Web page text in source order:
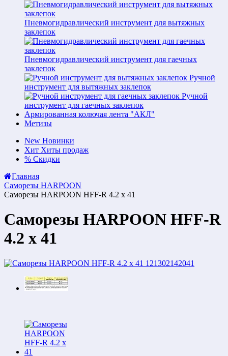
Пневмогидравлический инструмент для вытяжных
заклепок
Пневмогидравлический инструмент для гаечных
заклепок
Ручной
инструмент для вытяжных заклепок
Ручной
инструмент для гаечных заклепок
Армированная колючая лента "АКЛ"
Метизы
New Новинки
Хит Хиты продаж
% Скидки
Главная
Саморезы HARPOON
Саморезы HARPOON HFF-R 4.2 x 41
Саморезы HARPOON HFF-R
4.2 x 41